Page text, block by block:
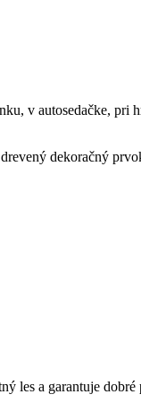
v autosedačke, pri
dekoračný
les a garantuje dobré